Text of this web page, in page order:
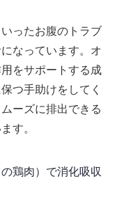
ったお腹のトラブ
なっています。オ
をサポートする成
つ手助けをしてく
ーズに排出できる
す。
鶏肉）で消化吸収